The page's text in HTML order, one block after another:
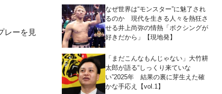
レーを見
なぜ世界は“モンスター”に魅了され
るのか 現代を生きる人々を熱狂さ
せる井上尚弥の情熱「ボクシングが
好きだから」【現地発】
「まだこんなもんじゃない」大竹耕
太郎が語る“しっくり来ていな
い”2025年 結果の裏に芽生えた確
かな手応え【vol.1】